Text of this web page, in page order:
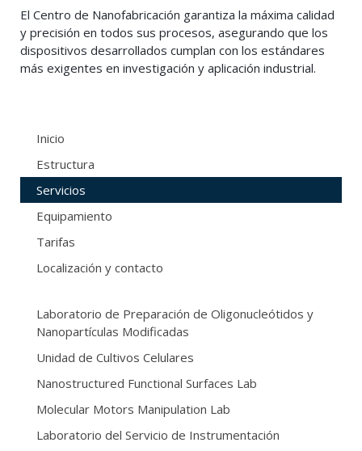
El Centro de Nanofabricación garantiza la máxima calidad
y precisión en todos sus procesos, asegurando que los
dispositivos desarrollados cumplan con los estándares
más exigentes en investigación y aplicación industrial.
Inicio
Estructura
Servicios
Equipamiento
Tarifas
Localización y contacto
Laboratorio de Preparación de Oligonucleótidos y
Nanopartículas Modificadas
Unidad de Cultivos Celulares
Nanostructured Functional Surfaces Lab
Molecular Motors Manipulation Lab
Laboratorio del Servicio de Instrumentación